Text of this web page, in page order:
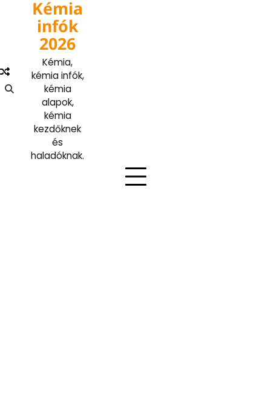
Kémia
infók
2026
Kémia,
kémia infók,
kémia
alapok,
kémia
kezdőknek
és
haladóknak.